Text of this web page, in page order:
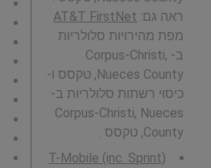
ראה גם: AT&T FirstNet
מפת מהירויות סלולריות
ב- Corpus-Christi,
Nueces County, טקסס ו-
כיסוי רשתות סלולריות ב-
Corpus-Christi, Nueces
County, טקסס .
T-Mobile (inc. Sprint)